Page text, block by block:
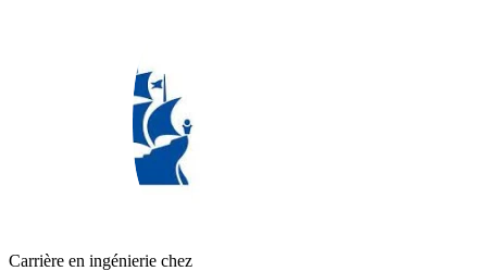
Carrière en ingénierie chez